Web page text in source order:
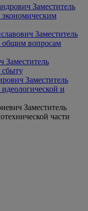
Заместитель
экономическим
Заместитель
общим вопросам
Заместитель
сбыту
Заместитель
и
Заместитель
части